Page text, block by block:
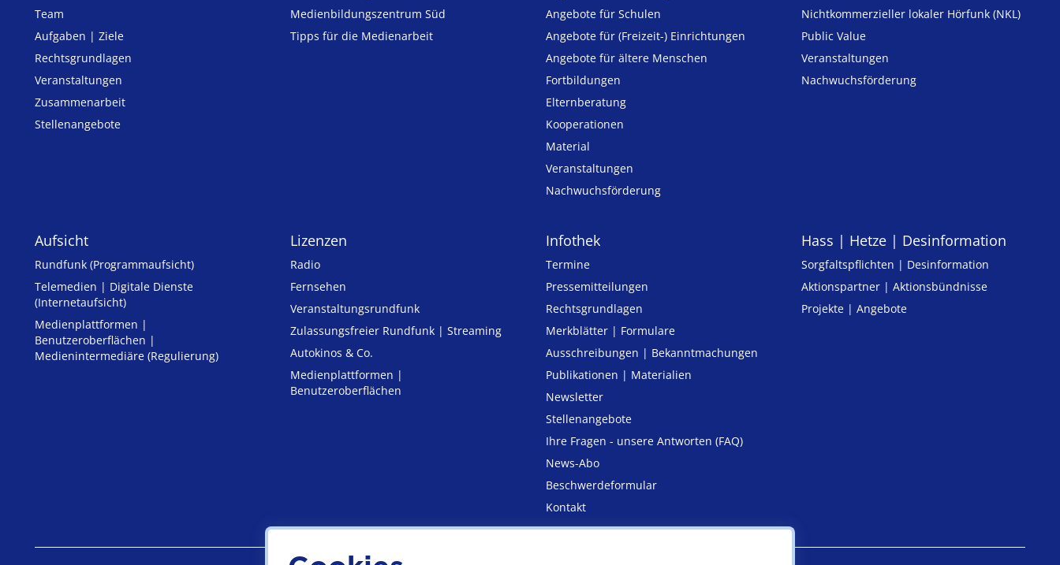
Team
Aufgaben | Ziele
Rechtsgrundlagen
Veranstaltungen
Zusammenarbeit
Stellenangebote
Medienbildungszentrum Süd
Tipps für die Medienarbeit
Angebote für Schulen
Angebote für (Freizeit-) Ein­rich­tungen
Angebote für ältere Menschen
Fortbildungen
Elternberatung
Kooperationen
Material
Veranstaltungen
Nachwuchsförderung
Nicht­kommer­zieller lo­ka­ler Hör­funk (NKL)
Public Value
Veranstaltungen
Nachwuchsförderung
Aufsicht
Rundfunk (Programmaufsicht)
Telemedien | Digitale Dienste
(Internetaufsicht)
Medienplattformen |
Benutzeroberflächen |
Medienintermediäre (Regulierung)
Lizenzen
Radio
Fernsehen
Veranstaltungsrundfunk
Zulassungs­freier Rund­funk | Streaming
Autokinos & Co.
Medienplattformen |
Benutzeroberflächen
Infothek
Termine
Pressemitteilungen
Rechtsgrundlagen
Merkblätter | Formulare
Ausschreibungen | Bekanntmachungen
Publikationen | Materialien
Newsletter
Stellenangebote
Ihre Fragen - unsere Antworten (FAQ)
News-Abo
Beschwerdeformular
Kontakt
Hass | Hetze | Desinformation
Sorgfaltspflichten | Desinformation
Aktionspartner | Aktionsbündnisse
Projekte | Angebote